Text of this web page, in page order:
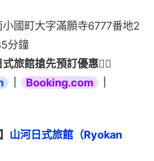
國町大字滿願寺6777番地2
分鐘
Booking.com
山河日式旅館（Ryokan